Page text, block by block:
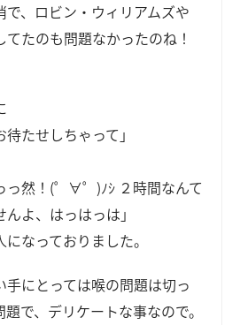
で、ロビン・ウィリアムズや
たのも問題なかったのね！
待たせしちゃって」
っ然！(゜∀゜)ﾉｼ ２時間なんて
よ、はっはっは」
なっておりました。
手にとっては喉の問題は切っ
で、デリケートな事なので。